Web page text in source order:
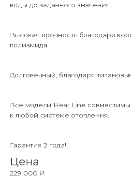
воды до заданного значения
Высокая прочность благодаря
полиамида
Долговечный, благодаря
Все модели Heat Line
к любой системе отопления.
Гарантия 2 года!
Цена
229 000 ₽